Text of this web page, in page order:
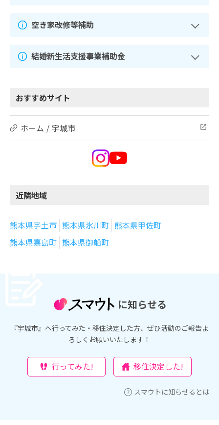
空き家改修等補助
結婚新生活支援事業補助金
おすすめサイト
ホーム / 宇城市
近隣地域
熊本県宇土市 熊本県氷川町 熊本県甲佐町
熊本県嘉島町 熊本県御船町
に知らせる
『宇城市』へ行ってみた・移住決定した方、ぜひ活動のご報告よ
ろしくお願いいたします！
行ってみた! 移住決定した!
スマウトに知らせるとは